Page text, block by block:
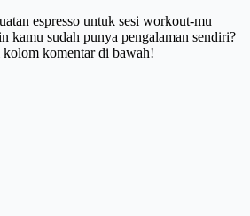
espresso untuk sesi workout-mu
kamu sudah punya pengalaman sendiri?
komentar di bawah!